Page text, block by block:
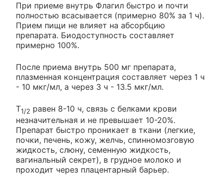
При приеме внутрь Флагил быстро и почти
полностью всасывается (примерно 80% за 1 ч).
Прием пищи не влияет на абсорбцию
препарата. Биодоступность составляет
примерно 100%.
После приема внутрь 500 мг препарата,
плазменная концентрация составляет через 1 ч
- 10 мкг/мл, а через 3 ч - 13.5 мкг/мл.
T1/2 равен 8-10 ч, связь с белками крови
незначительная и не превышает 10-20%.
Препарат быстро проникает в ткани (легкие,
почки, печень, кожу, желчь, спинномозговую
жидкость, слюну, семенную жидкость,
вагинальный секрет), в грудное молоко и
проходит через плацентарный барьер.